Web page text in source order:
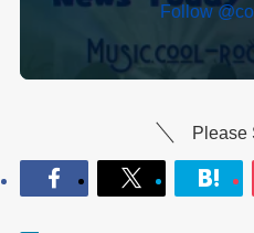
Follow
Please